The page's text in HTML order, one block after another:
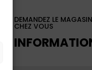
DEMANDEZ LE
CHEZ VOUS